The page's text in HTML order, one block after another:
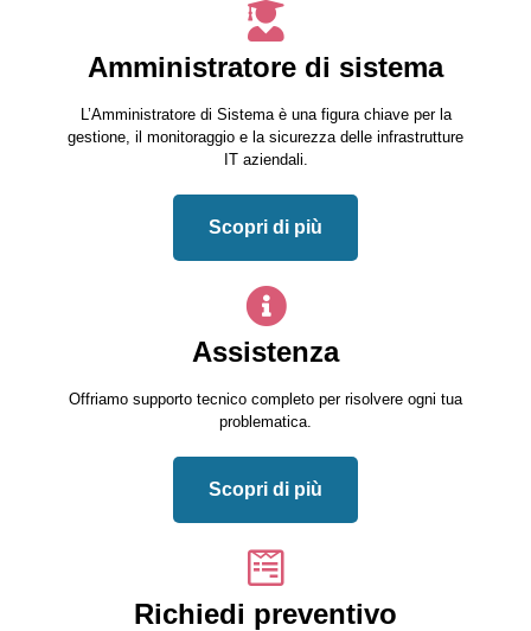
Amministratore di sistema
L’Amministratore di Sistema è una figura chiave per la
gestione, il monitoraggio e la sicurezza delle infrastrutture
IT aziendali.
Scopri di più
Assistenza
Offriamo supporto tecnico completo per risolvere ogni tua
problematica.
Scopri di più
Richiedi preventivo